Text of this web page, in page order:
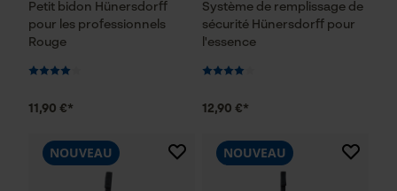
Petit bidon Hünersdorff
pour les professionnels
Rouge
11,90 €*
Système de remplissage de
sécurité Hünersdorff pour
l'essence
12,90 €*
NOUVEAU NOUVEAU